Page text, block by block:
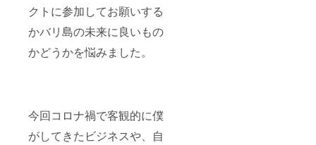
クトに参加してお願いする
かバリ島の未来に良いもの
かどうかを悩みました。
今回コロナ禍で客観的に僕
がしてきたビジネスや、自